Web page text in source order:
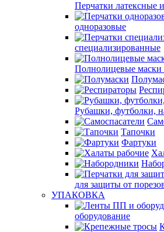
Перчатки латексные
одноразовые
специализированные
Полнолицевые маски
Рубашки, футболки,
Тапочки
Фартуки
для защиты от
УПАКОВКА
оборудование